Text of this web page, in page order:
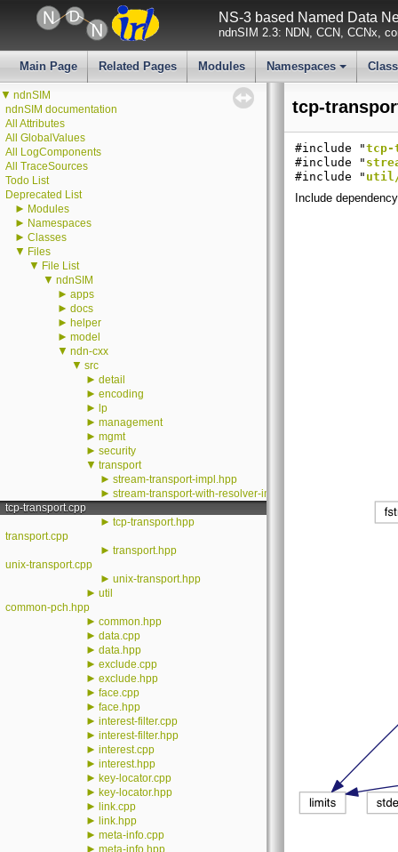
NS-3 based Named Data
ndnSIM 2.3: NDN, CCN, CCNx,
Main Page Related Pages Modules
+
Namespaces
▼ ndnSIM
ndnSIM documentation
All Attributes
All GlobalValues
All LogComponents
All TraceSources
Todo List
Deprecated List
► Modules
► Namespaces
► Classes
▼ Files
▼ File List
▼ ndnSIM
► apps
► docs
► helper
► model
▼ ndn-cxx
▼ src
► detail
► encoding
► lp
► management
► mgmt
► security
▼ transport
► stream-transport-impl.hpp
► stream-transport-with-resolver-impl.hpp
tcp-transport.cpp
► tcp-transport.hpp
transport.cpp
► transport.hpp
unix-transport.cpp
► unix-transport.hpp
► util
common-pch.hpp
► common.hpp
► data.cpp
► data.hpp
► exclude.cpp
► exclude.hpp
► face.cpp
► face.hpp
► interest-filter.cpp
► interest-filter.hpp
► interest.cpp
► interest.hpp
► key-locator.cpp
► key-locator.hpp
► link.cpp
► link.hpp
► meta-info.cpp
► meta-info.hpp
tcp-
#include "tcp-
#include "
#include " util/
Include